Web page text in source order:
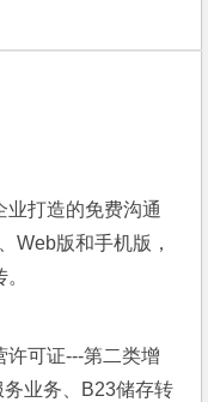
业打造的免费沟通
Web版和手机版，
许可证---第二类增
业务、B23储存转